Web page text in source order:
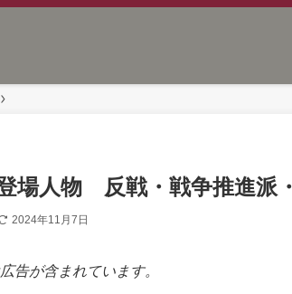
登場人物 反戦・戦争推進
2024年11月7日
告が含まれています。